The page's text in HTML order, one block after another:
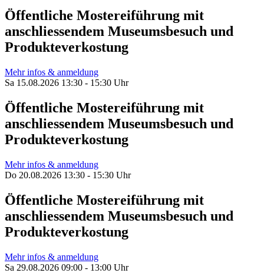
Öffentliche Mostereiführung mit
anschliessendem Museumsbesuch und
Produkteverkostung
Mehr infos & anmeldung
Sa 15.08.2026 13:30 - 15:30 Uhr
Öffentliche Mostereiführung mit
anschliessendem Museumsbesuch und
Produkteverkostung
Mehr infos & anmeldung
Do 20.08.2026 13:30 - 15:30 Uhr
Öffentliche Mostereiführung mit
anschliessendem Museumsbesuch und
Produkteverkostung
Mehr infos & anmeldung
Sa 29.08.2026 09:00 - 13:00 Uhr